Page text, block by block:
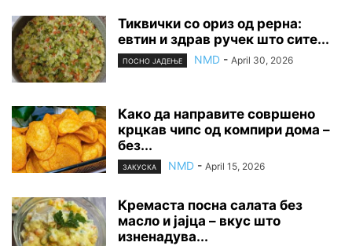
Тиквички со ориз од рерна:
евтин и здрав ручек што сите...
ПОСНО ЈАДЕЊЕ NMD - April 30, 2026
Како да направите совршено
крцкав чипс од компири дома –
без...
ЗАКУСКА NMD - April 15, 2026
Кремаста посна салата без
масло и јајца – вкус што
изненадува...